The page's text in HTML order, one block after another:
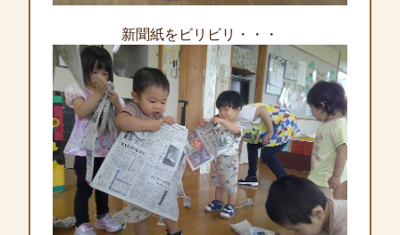
新聞紙をビリビリ・・・